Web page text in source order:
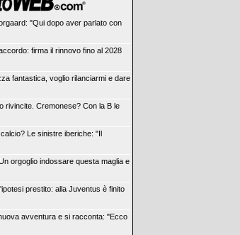
"Qui dopo aver parlato con
firma il rinnovo fino al 2028
fantastica, voglio rilanciarmi e dare
rivincite. Cremonese? Con la B le
Le sinistre iberiche: "Il
orgoglio indossare questa maglia e
prestito: alla Juventus è finito
avventura e si racconta: "Ecco